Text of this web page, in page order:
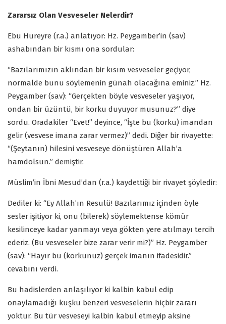
Zararsız Olan Vesveseler Nelerdir?
Ebu Hureyre (r.a.) anlatıyor: Hz. Peygamber’in (sav)
ashabından bir kısmı ona sordular:
“Bazılarımızın aklından bir kısım vesveseler geçiyor,
normalde bunu söylemenin günah olacağına eminiz.” Hz.
Peygamber (sav): “Gerçekten böyle vesveseler yaşıyor,
ondan bir üzüntü, bir korku duyuyor musunuz?” diye
sordu. Oradakiler “Evet!” deyince, “İşte bu (korku) imandan
gelir (vesvese imana zarar vermez)” dedi. Diğer bir rivayette:
“(Şeytanın) hilesini vesveseye dönüştüren Allah’a
hamdolsun.” demiştir.
Müslim’in İbni Mesud’dan (r.a.) kaydettiği bir rivayet şöyledir:
Dediler ki: “Ey Allah’ın Resulü! Bazılarımız içinden öyle
sesler işitiyor ki, onu (bilerek) söylemektense kömür
kesilinceye kadar yanmayı veya gökten yere atılmayı tercih
ederiz. (Bu vesveseler bize zarar verir mi?)” Hz. Peygamber
(sav): “Hayır bu (korkunuz) gerçek imanın ifadesidir.”
cevabını verdi.
Bu hadislerden anlaşılıyor ki kalbin kabul edip
onaylamadığı kuşku benzeri vesveselerin hiçbir zararı
yoktur. Bu tür vesveseyi kalbin kabul etmeyip aksine